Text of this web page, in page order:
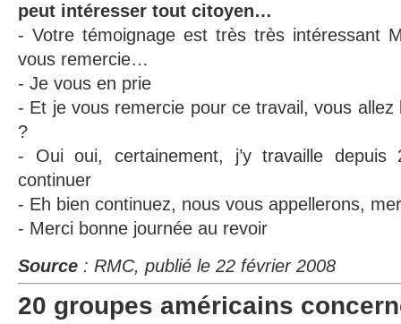
peut intéresser tout citoyen…
- Votre témoignage est très très intéressant
vous remercie…
- Je vous en prie
- Et je vous remercie pour ce travail, vous
?
- Oui oui, certainement, j’y travaille
continuer
- Eh bien continuez, nous vous appellerons,
- Merci bonne journée au revoir
Source : RMC, publié le 22 février 2008
20 groupes américains